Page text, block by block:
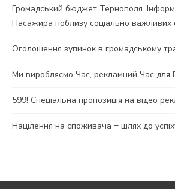
Громадський бюджет Тернополя.
Пасажира поблизу соціально важливих
Оголошення зупинок в громадському
Ми виробляємо Час, рекламний Час для
599! Спеціальна пропозиція на відео
Націлення на споживача = шлях до